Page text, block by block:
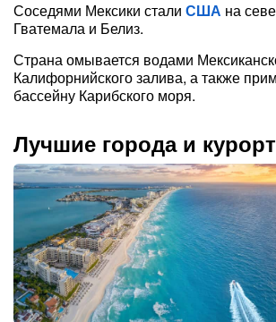
Соседями Мексики стали США на
Гватемала и Белиз.
Страна омывается водами
Калифорнийского залива, а также
бассейну Карибского моря.
Лучшие города и